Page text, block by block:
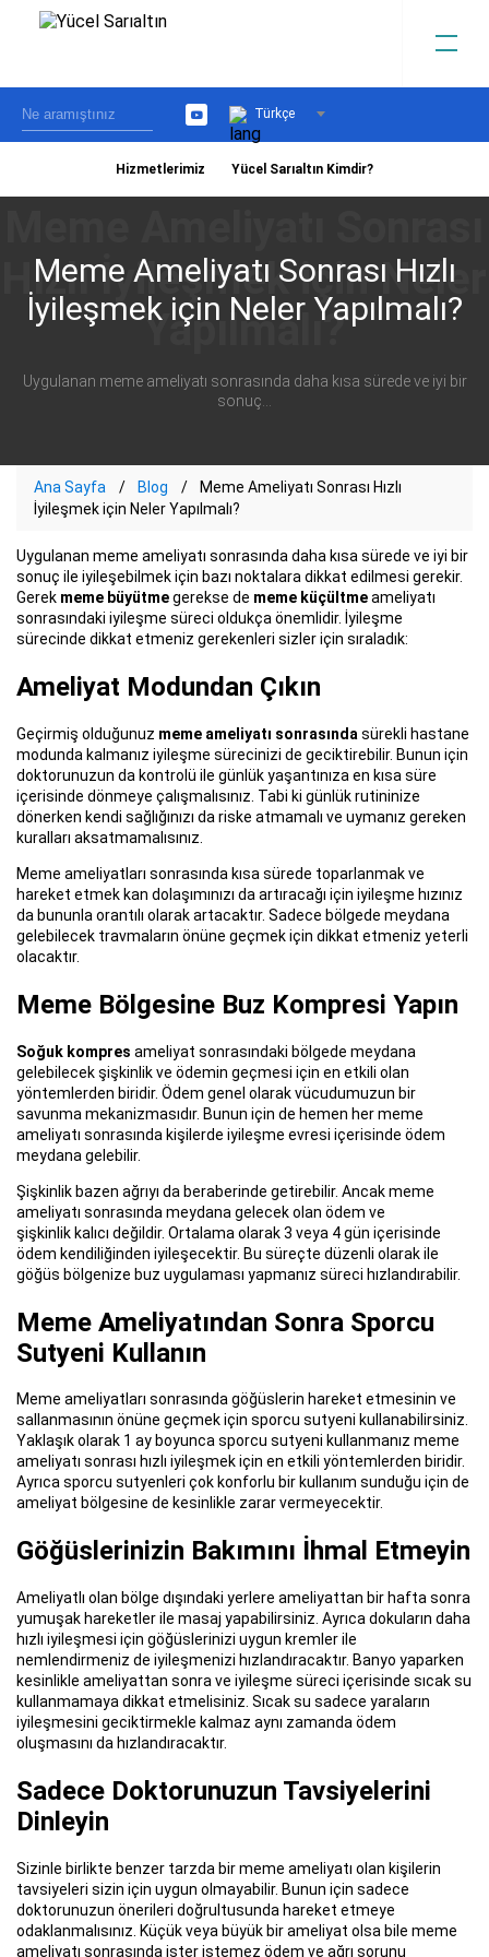
YouTubeTürkçe
Hizmetlerimiz Yücel Sarıaltın Kimdir?
Meme Ameliyatı Sonrası Hızlı
İyileşmek için Neler Yapılmalı?
Uygulanan meme ameliyatı sonrasında daha kısa sürede ve iyi bir
sonuç...
Ana Sayfa Blog
Meme Ameliyatı Sonrası Hızlı
İyileşmek için Neler Yapılmalı?
Uygulanan meme ameliyatı sonrasında daha kısa sürede ve iyi bir
sonuç ile iyileşebilmek için bazı noktalara dikkat edilmesi gerekir.
Gerek meme büyütmegerekse de meme küçültmeameliyatı
sonrasındaki iyileşme süreci oldukça önemlidir. İyileşme
sürecinde dikkat etmeniz gerekenleri sizler için sıraladık:
Ameliyat Modundan Çıkın
Geçirmiş olduğunuz meme ameliyatı sonrasında sürekli hastane
modunda kalmanız iyileşme sürecinizi de geciktirebilir. Bunun için
doktorunuzun da kontrolü ile günlük yaşantınıza en kısa süre
içerisinde dönmeye çalışmalısınız. Tabi ki günlük rutininize
dönerken kendi sağlığınızı da riske atmamalı ve uymanız gereken
kuralları aksatmamalısınız.
Meme ameliyatları sonrasında kısa sürede toparlanmak ve
hareket etmek kan dolaşımınızı da artıracağı için iyileşme hızınız
da bununla orantılı olarak artacaktır. Sadece bölgede meydana
gelebilecek travmaların önüne geçmek için dikkat etmeniz yeterli
olacaktır.
Meme Bölgesine Buz Kompresi Yapın
Soğuk kompres ameliyat sonrasındaki bölgede meydana
gelebilecek şişkinlik ve ödemin geçmesi için en etkili olan
yöntemlerden biridir. Ödem genel olarak vücudumuzun bir
savunma mekanizmasıdır. Bunun için de hemen her meme
ameliyatı sonrasında kişilerde iyileşme evresi içerisinde ödem
meydana gelebilir.
Şişkinlik bazen ağrıyı da beraberinde getirebilir. Ancak meme
ameliyatı sonrasında meydana gelecek olan ödem ve
şişkinlik kalıcı değildir. Ortalama olarak 3 veya 4 gün içerisinde
ödem kendiliğinden iyileşecektir. Bu süreçte düzenli olarak ile
göğüs bölgenize buz uygulaması yapmanız süreci hızlandırabilir.
Meme Ameliyatından Sonra Sporcu
Sutyeni Kullanın
Meme ameliyatları sonrasında göğüslerin hareket etmesinin ve
sallanmasının önüne geçmek için sporcu sutyeni kullanabilirsiniz.
Yaklaşık olarak 1 ay boyunca sporcu sutyeni kullanmanız meme
ameliyatı sonrası hızlı iyileşmek için en etkili yöntemlerden biridir.
Ayrıca sporcu sutyenleri çok konforlu bir kullanım sunduğu için de
ameliyat bölgesine de kesinlikle zarar vermeyecektir.
Göğüslerinizin Bakımını İhmal Etmeyin
Ameliyatlı olan bölge dışındaki yerlere ameliyattan bir hafta sonra
yumuşak hareketler ile masaj yapabilirsiniz. Ayrıca dokuların daha
hızlı iyileşmesi için göğüslerinizi uygun kremler ile
nemlendirmeniz de iyileşmenizi hızlandıracaktır. Banyo yaparken
kesinlikle ameliyattan sonra ve iyileşme süreci içerisinde sıcak su
kullanmamaya dikkat etmelisiniz. Sıcak su sadece yaraların
iyileşmesini geciktirmekle kalmaz aynı zamanda ödem
oluşmasını da hızlandıracaktır.
Sadece Doktorunuzun Tavsiyelerini
Dinleyin
Sizinle birlikte benzer tarzda bir meme ameliyatı olan kişilerin
tavsiyeleri sizin için uygun olmayabilir. Bunun için sadece
doktorunuzun önerileri doğrultusunda hareket etmeye
odaklanmalısınız. Küçük veya büyük bir ameliyat olsa bile meme
ameliyatı sonrasında ister istemez ödem ve ağrı sorunu